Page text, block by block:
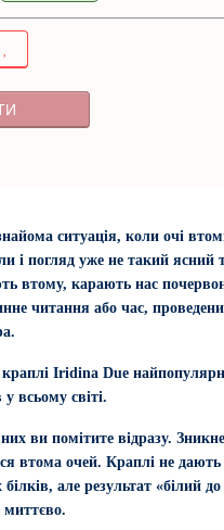
ситуація, коли очі
і погляд уже не такий ясний
втому, карають нас
читання або час,
краплі Iridina Due
у всьому світі.
ви помітите відразу.
втома очей. Краплі не дають
але результат «білий
миттєво.